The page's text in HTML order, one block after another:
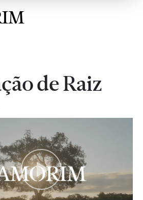
de Raiz